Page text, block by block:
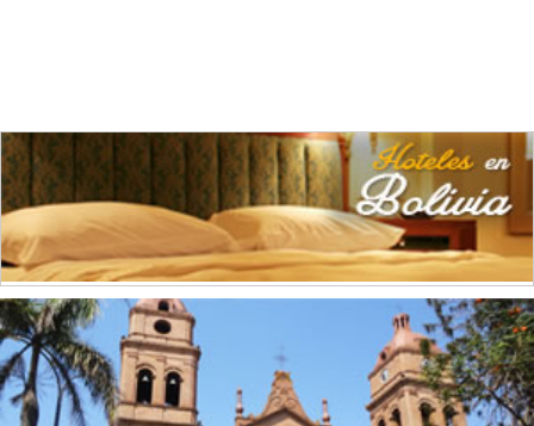
Imprentas (1)
Industrias Manufactureras
Instrumentos de Óptica (2)
Maquinaria(1)
Metales No Ferrosos(1)
Muebles de madera(3)
Panaderías(3)